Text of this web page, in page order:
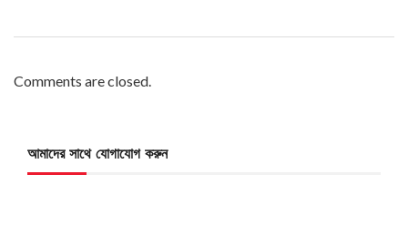
Comments are closed.
আমাদের সাথে যোগাযোগ করুন